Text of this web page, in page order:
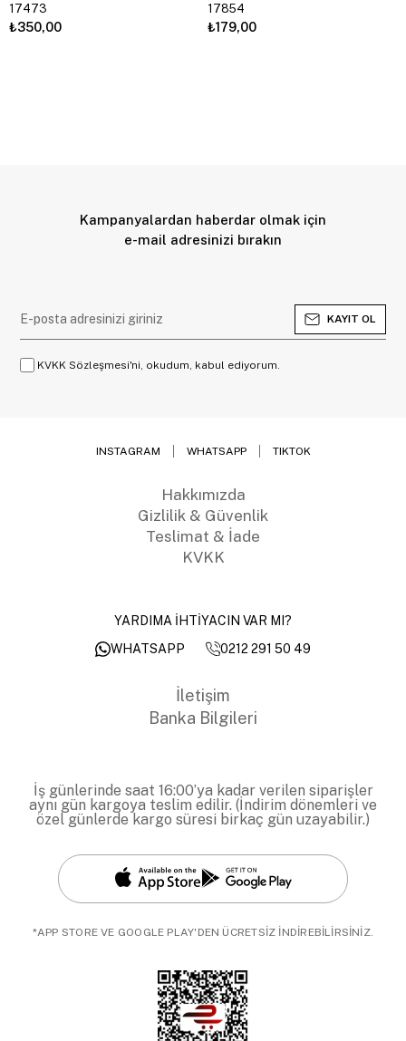
17473
₺350,00
17854
₺179,00
Kampanyalardan haberdar olmak için
e-mail adresinizi bırakın
KAYIT OL
KVKK Sözleşmesi'ni, okudum, kabul ediyorum.
INSTAGRAM WHATSAPP TIKTOK
Hakkımızda
Gizlilik & Güvenlik
Teslimat & İade
KVKK
YARDIMA İHTİYACIN VAR MI?
WHATSAPP
0212 291 50 49
İletişim
Banka Bilgileri
İş günlerinde saat 16:00’ya kadar verilen siparişler
aynı gün kargoya teslim edilir. (İndirim dönemleri ve
özel günlerde kargo süresi birkaç gün uzayabilir.)
*APP STORE VE GOOGLE PLAY'DEN ÜCRETSİZ İNDİREBİLİRSİNİZ.